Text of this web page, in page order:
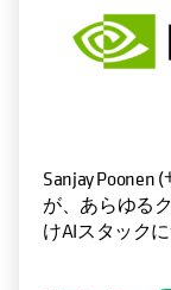
Sanjay Poonen
が、あらゆる
けAIスタック